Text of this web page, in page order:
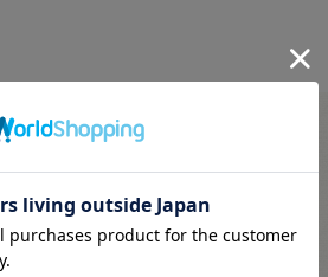
注文いただけるページです。
詳細は記載しておりません。
ご案内、ご相談もオンラインショップ窓